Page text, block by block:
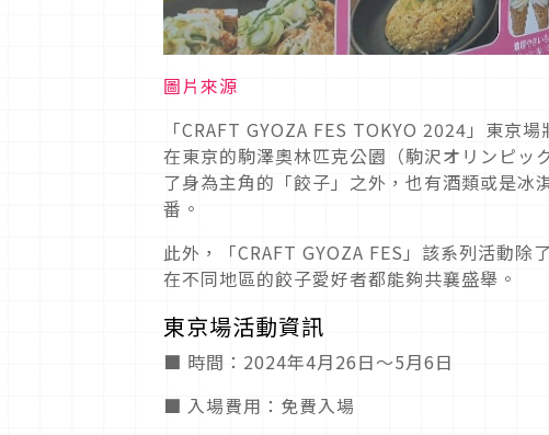
圖片來源
「CRAFT GYOZA FES TOKYO 2024」東京
在東京的駒澤奧林匹克公園（駒沢オリンピッ
了身為主角的「餃子」之外，也有酒類或是
番。
此外，「CRAFT GYOZA FES」該系列活動
在不同地區的餃子愛好者都能夠共襄盛舉。
東京場活動資訊
■ 時間：2024年4月26日～5月6日
■ 入場費用：免費入場